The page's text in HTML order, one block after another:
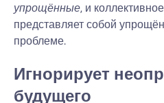
упрощённые, и
представляет собой
проблеме.
Игнорирует
будущего